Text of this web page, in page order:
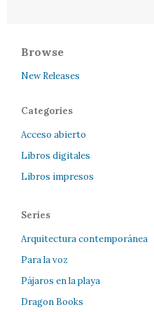
Browse
New Releases
Categories
Acceso abierto
Libros digitales
Libros impresos
Series
Arquitectura contemporánea
Para la voz
Pájaros en la playa
Dragon Books